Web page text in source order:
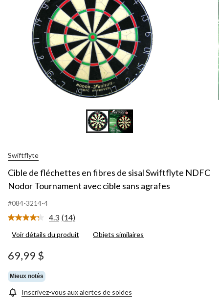
Swiftflyte
Cible de fléchettes en fibres de sisal Swiftflyte NDFC
Nodor Tournament avec cible sans agrafes
#084-3214-4
4.3 Lire
14
(14)
Voir détails du produit Objets similaires
69,99 $
Mieux notés
Inscrivez-vous aux alertes de soldes